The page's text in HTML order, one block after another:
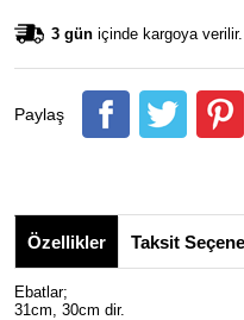
3 gün içinde kargoya verilir.
Paylaş
Özellikler Taksit
Ebatlar;
31cm, 30cm dir.